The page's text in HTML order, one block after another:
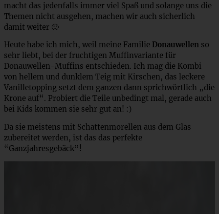
macht das jedenfalls immer viel Spaß und solange uns die
Themen nicht ausgehen, machen wir auch sicherlich
damit weiter 🙂
Heute habe ich mich, weil meine Familie Donauwellen so
sehr liebt, bei der fruchtigen Muffinvariante für
Donauwellen-Muffins entschieden. Ich mag die Kombi
von hellem und dunklem Teig mit Kirschen, das leckere
Vanilletopping setzt dem ganzen dann sprichwörtlich „die
Krone auf“. Probiert die Teile unbedingt mal, gerade auch
bei Kids kommen sie sehr gut an! :)
Da sie meistens mit Schattenmorellen aus dem Glas
zubereitet werden, ist das das perfekte
“Ganzjahresgebäck”!